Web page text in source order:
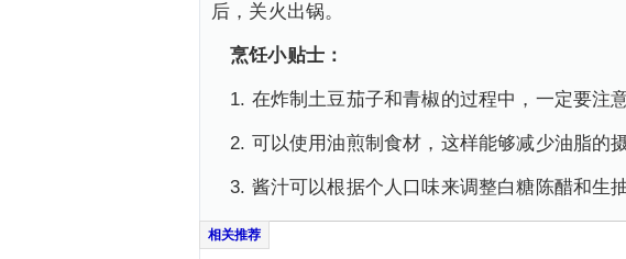
后，关火出锅。
烹饪小贴士：
1. 在炸制土豆茄子和青椒的过程中，一定要注
2. 可以使用油煎制食材，这样能够减少油脂的
3. 酱汁可以根据个人口味来调整白糖陈醋和生